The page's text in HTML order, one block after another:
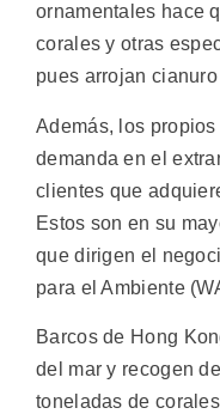
ornamentales hace
corales y otras
pues arrojan
Además, los
demanda en el
clientes que
Estos son en su
que dirigen el
para el Ambiente
Barcos de Hong
del mar y recogen
toneladas de